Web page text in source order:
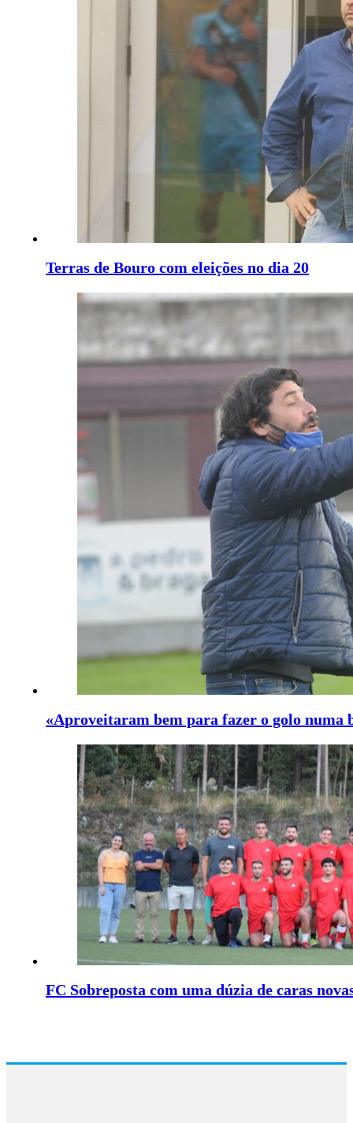
Terras de Bouro com eleições no dia 20
«Aproveitaram bem para fazer o golo numa
FC Sobreposta com uma dúzia de caras